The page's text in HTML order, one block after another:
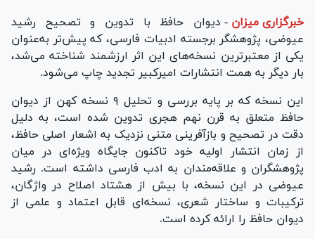
خبرگزاری میزان - دیوان حافظ با تدوین و تصحیح رشید
عیوضی، پژوهشگر برجسته ادبیات فارسی، که پیش‌تر به‌عنوان
یکی از معتبرترین نسخه‌های این اثر ارزشمند شناخته می‌شد،
بار دیگر به همت انتشارات امیرکبیر تجدید چاپ می‌شود.
این نسخه که بر پایه بررسی و تحلیل ۹ نسخه کهن از دیوان
حافظ متعلق به قرن نهم هجری تدوین شده است، به دلیل
دقت در تصحیح و بازآفرینی متنی نزدیک به اشعار اصلی حافظ،
از زمان انتشار اولیه خود تاکنون جایگاه ویژه‌ای در میان
پژوهشگران و علاقه‌مندان به ادب فارسی داشته است. رشید
عیوضی در این نسخه، با بیش از هشتاد اصلاح در واژگان،
ترکیبات و ساختار شعری، نسخه‌ای قابل اعتماد و علمی از
دیوان حافظ را ارائه کرده است.